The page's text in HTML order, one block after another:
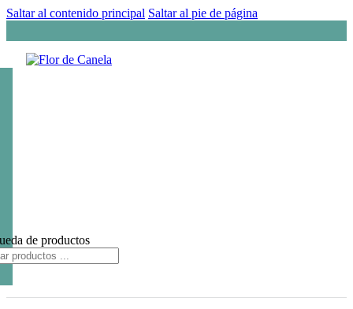
Saltar al contenido principal Saltar al pie de página
de productos